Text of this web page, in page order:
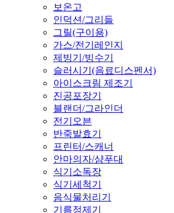
보온고
인덕션/그리들
그릴(구이용)
가스/전기레인지
제빙기/빙수기
슬러시기(음료디스펜서)
아이스크림 제조기
진공포장기
블랜더/그라인더
전기오븐
반죽발효기
프린터/스캐너
안마의자/샴푸대
식기소독장
식기세척기
음식물처리기
기름정제기